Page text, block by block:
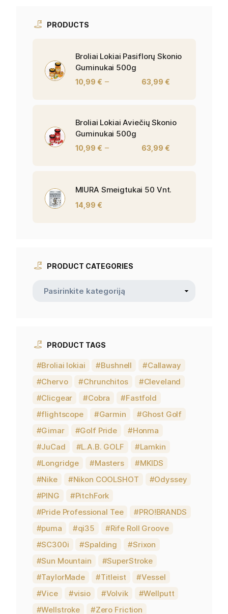
PRODUCTS
Broliai Lokiai Pasiflorų Skonio
Guminukai 500g
10,99 € – 63,99 €
Broliai Lokiai Aviečių Skonio
Guminukai 500g
10,99 € – 63,99 €
MIURA Smeigtukai 50 Vnt.
14,99 €
PRODUCT CATEGORIES
PRODUCT TAGS
Broliai lokiai Bushnell
Callaway
Chervo
Chrunchitos
Cleveland
Clicgear
Cobra
Fastfold
flightscope
Garmin
Ghost Golf
Gimar
Golf Pride
Honma
JuCad
L.A.B. GOLF
Lamkin
Longridge
Masters
MKIDS
Nike
Nikon COOLSHOT
Odyssey
PING
PitchFork
Pride Professional Tee
PRO!BRANDS
puma
qi35
Rife Roll Groove
SC300i
Spalding
Srixon
Sun Mountain
SuperStroke
TaylorMade
Titleist
Vessel
Vice
visio Volvik
Wellputt
Wellstroke
Zero Friction